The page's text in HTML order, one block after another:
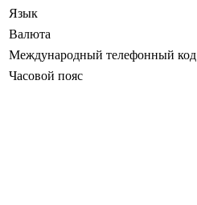
Язык
Валюта
Международный телефонный код
Часовой пояс